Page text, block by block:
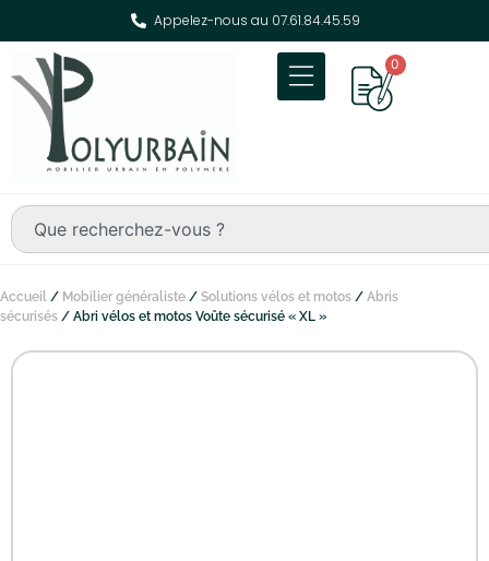
Appelez-nous au 07.61.84.45.59
0
Accueil / Mobilier généraliste / Solutions vélos et motos / Abris
sécurisés / Abri vélos et motos Voûte sécurisé « XL »